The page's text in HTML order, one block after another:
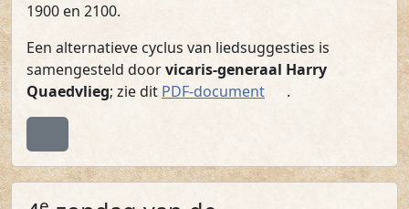
1900 en 2100.
Een alternatieve cyclus van liedsuggesties is
samengesteld doorvicaris-generaal Harry
Quaedvlieg; zie dit PDF-document(PDF).